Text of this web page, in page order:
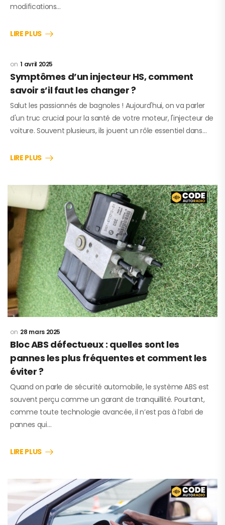
modifications…
LIRE PLUS
1 avril 2025
Symptômes d’un injecteur HS, comment
savoir s’il faut les changer ?
Salut les passionnés de bagnoles ! Aujourd'hui, on va parler
d'un truc crucial pour la santé de votre moteur, l'injecteur de
voiture. Souvent plusieurs, ils jouent un rôle essentiel dans…
LIRE PLUS
28 mars 2025
Bloc ABS défectueux : quelles sont les
pannes les plus fréquentes et comment les
éviter ?
Quand on parle de sécurité automobile, le système ABS est
souvent perçu comme un garant de tranquillité. Pourtant,
comme toute technologie avancée, il n’est pas à l’abri de
pannes qui…
LIRE PLUS